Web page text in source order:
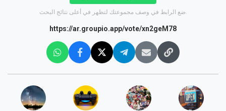
https://ar.groupio.app/vote/xn2geM78